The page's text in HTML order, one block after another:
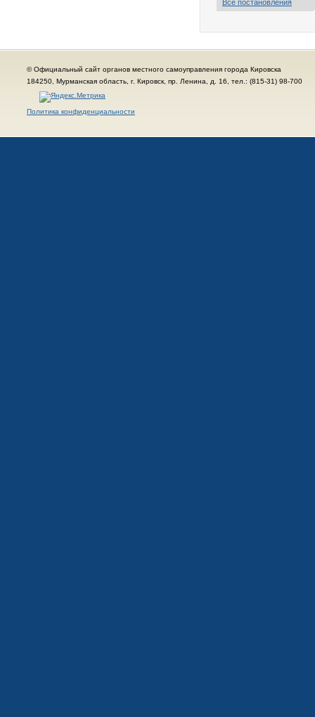
Все постановления
© Официальный сайт органов местного самоуправления города Кировска
184250, Мурманская область, г. Кировск, пр. Ленина, д. 16, тел.: (815-31) 98-700
Политика конфиденциальности